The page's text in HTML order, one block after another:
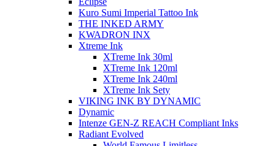
Kuro Sumi Imperial Tattoo Ink
THE INKED ARMY
KWADRON INX
Xtreme Ink
XTreme Ink 30ml
XTreme Ink 120ml
XTreme Ink 240ml
XTreme Ink Sety
VIKING INK BY DYNAMIC
Dynamic
Intenze GEN-Z REACH Compliant Inks
Radiant Evolved